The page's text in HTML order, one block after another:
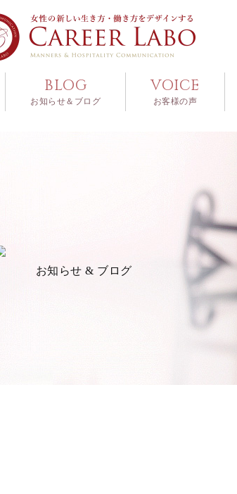
BLOG
お知らせ＆ブログ
VOICE
お客様の声
お知らせ & ブログ